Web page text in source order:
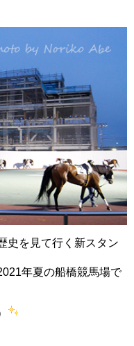
史を見て行く新スタン
年夏の船橋競馬場で